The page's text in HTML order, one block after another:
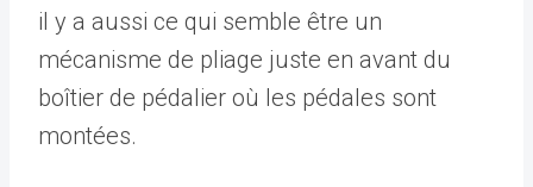
il y a aussi ce qui semble être un
mécanisme de pliage juste en avant du
boîtier de pédalier où les pédales sont
montées.